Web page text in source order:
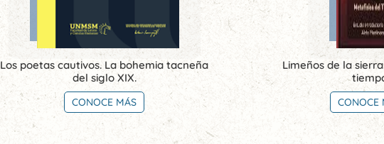
Los poetas cautivos. La bohemia tacneña
del siglo XIX.
CONOCE MÁS
Limeños de la
CONOCE